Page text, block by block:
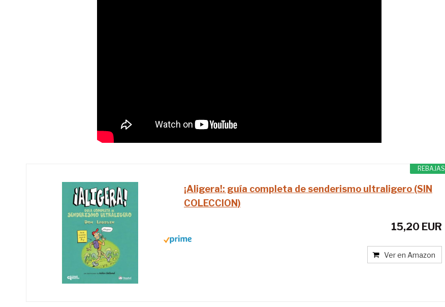
REBAJAS
¡Aligera!: guía completa de senderismo ultraligero (SIN
COLECCION)
15,20 EUR
Ver en Amazon